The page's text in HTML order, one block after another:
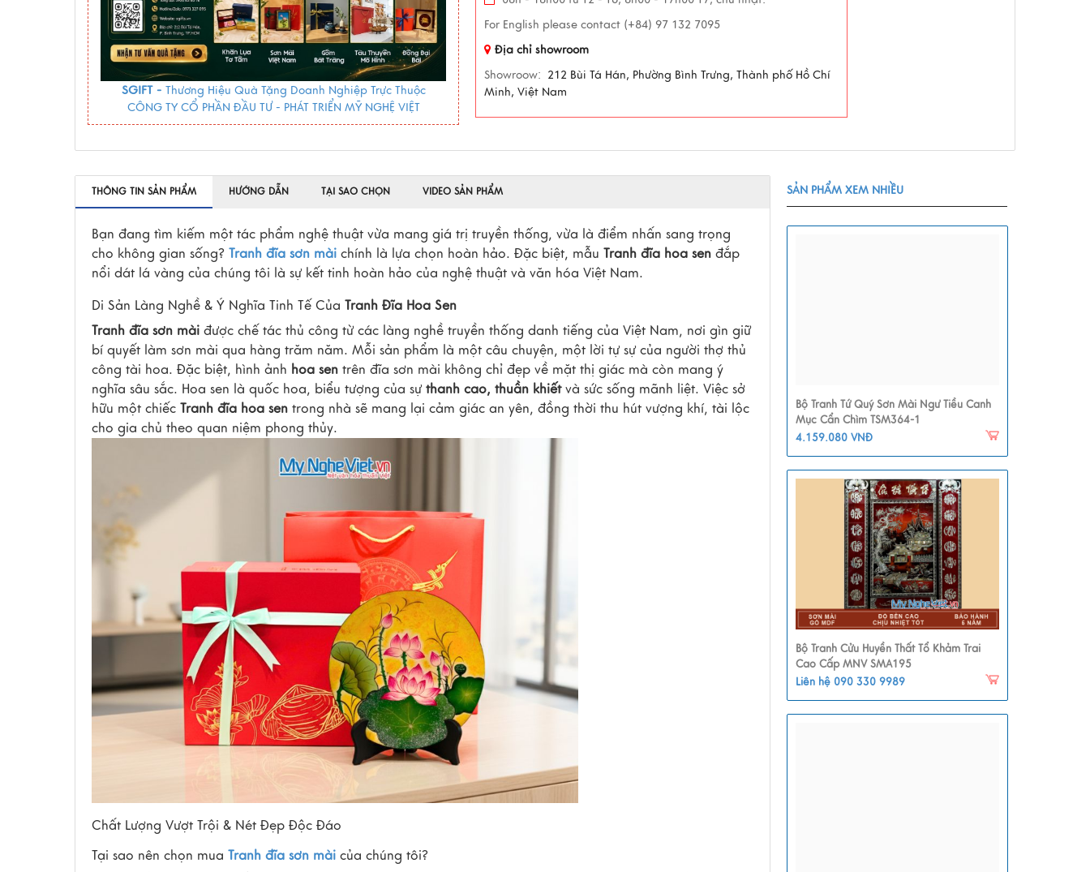
SGIFT - Thương Hiệu Quà Tặng Doanh Nghiệp Trực Thuộc
CÔNG TY CỔ PHẦN ĐẦU TƯ - PHÁT TRIỂN MỸ NGHỆ VIỆT
For English please contact (+84) 97 132 7095
Địa chỉ showroom
Showroow: 212 Bùi Tá Hán, Phường Bình Trưng, Thành phố Hồ Chí
Minh, Việt Nam
THÔNG TIN SẢN PHẨM HƯỚNG DẪN TẠI SAO CHỌN VIDEO SẢN PHẨM
Bạn đang tìm kiếm một tác phẩm nghệ thuật vừa mang giá trị truyền thống, vừa là điểm nhấn sang trọng
cho không gian sống? Tranh đĩa sơn mài chính là lựa chọn hoàn hảo. Đặc biệt, mẫu Tranh đĩa hoa sen đắp
nổi dát lá vàng của chúng tôi là sự kết tinh hoàn hảo của nghệ thuật và văn hóa Việt Nam.
Di Sản Làng Nghề & Ý Nghĩa Tinh Tế Của Tranh Đĩa Hoa Sen
Tranh đĩa sơn mài được chế tác thủ công từ các làng nghề truyền thống danh tiếng của Việt Nam, nơi gìn giữ
bí quyết làm sơn mài qua hàng trăm năm. Mỗi sản phẩm là một câu chuyện, một lời tự sự của người thợ thủ
công tài hoa. Đặc biệt, hình ảnh hoa sen trên đĩa sơn mài không chỉ đẹp về mặt thị giác mà còn mang ý
nghĩa sâu sắc. Hoa sen là quốc hoa, biểu tượng của sự thanh cao, thuần khiếtvà sức sống mãnh liệt. Việc sở
hữu một chiếc Tranh đĩa hoa sen trong nhà sẽ mang lại cảm giác an yên, đồng thời thu hút vượng khí, tài lộc
cho gia chủ theo quan niệm phong thủy.
Chất Lượng Vượt Trội & Nét Đẹp Độc Đáo
Tại sao nên chọn mua Tranh đĩa sơn mài của chúng tôi?
SẢN PHẨM XEM NHIỀU
Bộ Tranh Tứ Quý Sơn Mài Ngư Tiều Canh
Mục Cẩn Chìm TSM364-1
4.159.080 VNĐ
Bộ Tranh Cửu Huyền Thất Tổ Khảm Trai
Cao Cấp MNV SMA195
Liên hệ 090 330 9989